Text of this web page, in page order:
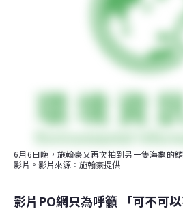
6月6日晚，施翰豪又再次拍到另一隻海龜的
影片。影片來源：施翰豪提供
影片PO網只為呼籲 「可不可以